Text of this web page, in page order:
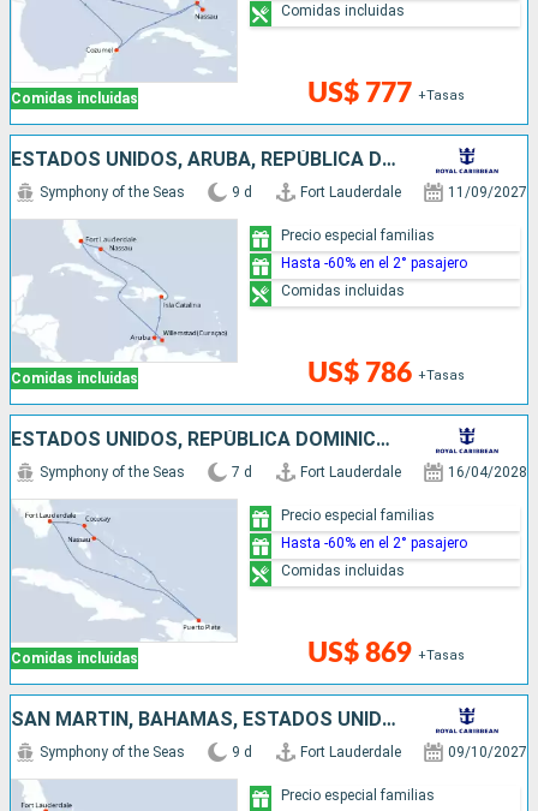
Comidas incluidas US$ 777 +Tasas
Comidas incluidas
ESTADOS UNIDOS, ARUBA, REPÚBLICA DOMINICANA, BAHAMAS
Comidas incluidas
Symphony of the Seas 9 d Fort Lauderdale 11/09/2027
US$ 786 +Tasas
Precio especial familias
Hasta -60% en el 2° pasajero
Comidas incluidas
ESTADOS UNIDOS, REPÚBLICA DOMINICANA, BAHAMAS
Comidas incluidas
Symphony of the Seas 7 d Fort Lauderdale 16/04/2028
US$ 869 +Tasas
Precio especial familias
Hasta -60% en el 2° pasajero
Comidas incluidas
SAN MARTÍN, BAHAMAS, ESTADOS UNIDOS
Symphony of the Seas 9 d Fort Lauderdale 09/10/2027
Precio especial familias